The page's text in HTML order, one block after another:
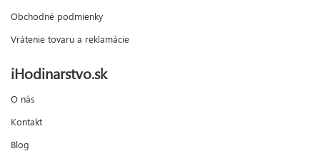
Obchodné podmienky
Vrátenie tovaru a reklamácie
iHodinarstvo.sk
O nás
Kontakt
Blog